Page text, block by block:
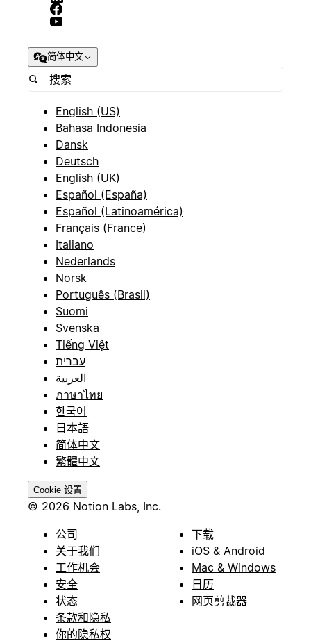
简体中文
English (US)
Bahasa Indonesia
Dansk
Deutsch
English (UK)
Español (España)
Español (Latinoamérica)
Français (France)
Italiano
Nederlands
Norsk
Português (Brasil)
Suomi
Svenska
Tiếng Việt
עברית
العربية
ภาษาไทย
한국어
日本語
简体中文
繁體中文
Cookie 设置
© 2026 Notion Labs, Inc.
公司
关于我们
工作机会
安全
状态
条款和隐私
你的隐私权
下载
iOS & Android
Mac & Windows
日历
网页剪裁器